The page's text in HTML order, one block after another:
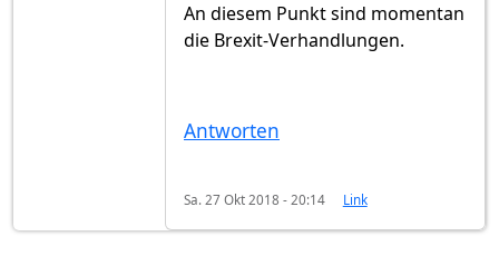
An diesem Punkt sind momentan
die Brexit-Verhandlungen.
Antworten
Sa. 27 Okt 2018 - 20:14 Link